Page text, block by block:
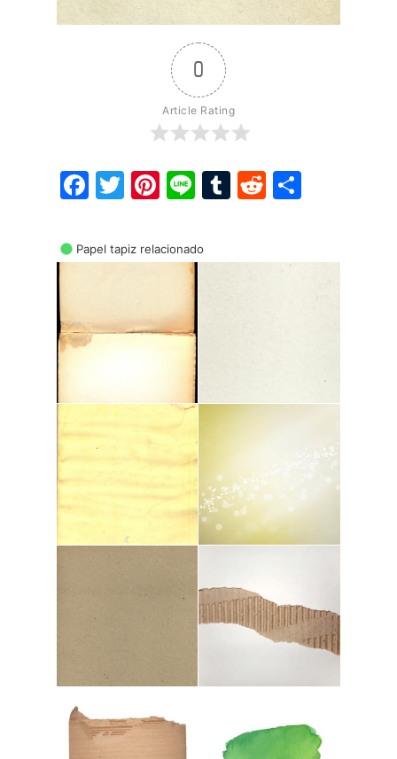
0
Article Rating
Facebook
Twitter
Pinterest
LineTumblr
Reddit
Papel tapiz relacionado